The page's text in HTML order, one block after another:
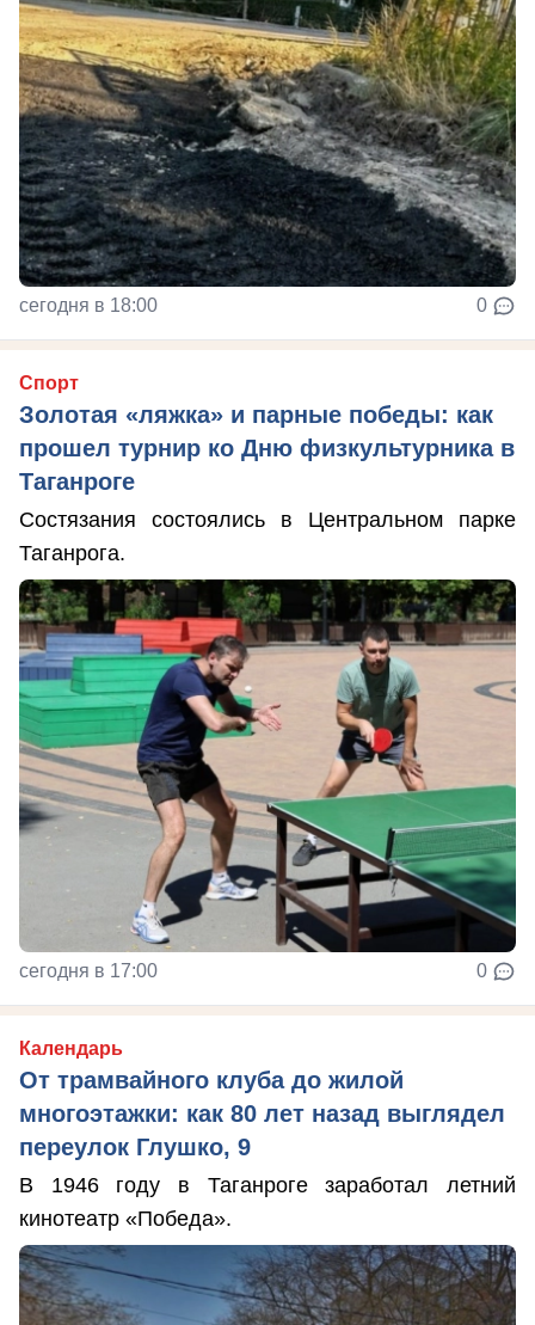
сегодня в 18:00 0
Спорт
Золотая «ляжка» и парные победы: как
прошел турнир ко Дню физкультурника в
Таганроге
Состязания состоялись в Центральном парке
Таганрога.
сегодня в 17:00 0
Календарь
От трамвайного клуба до жилой
многоэтажки: как 80 лет назад выглядел
переулок Глушко, 9
В 1946 году в Таганроге заработал летний
кинотеатр «Победа».